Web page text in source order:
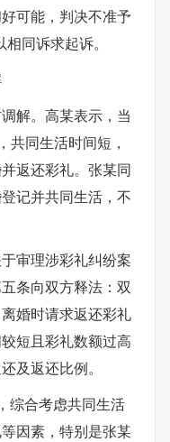
可能，判决不准予
同诉求起诉。
解。高某表示，当
共同生活时间短，
返还彩礼。张某同
记并共同生活，不
审理涉彩礼纠纷案
条向双方释法：双
婚时请求返还彩礼
短且彩礼数额过高
及返还比例。
综合考虑共同生活
因素，特别是张某